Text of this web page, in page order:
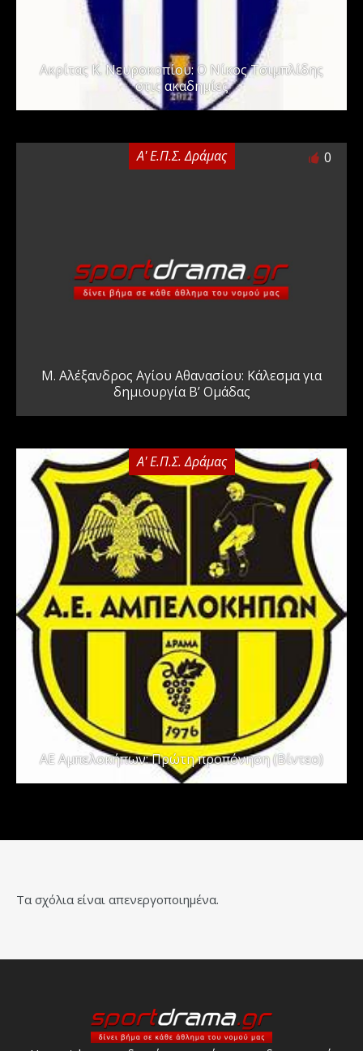
Ακρίτας Κ. Νευροκοπίου: Ο Νίκος Τσιμπλίδης
στις ακαδημίες
Α' Ε.Π.Σ. Δράμας 0
Μ. Αλέξανδρος Αγίου Αθανασίου: Κάλεσμα για
δημιουργία Β’ Ομάδας
Α' Ε.Π.Σ. Δράμας 0
ΑΕ Αμπελοκήπων: Πρώτη προπόνηση (Βίντεο)
Τα σχόλια είναι απενεργοποιημένα.